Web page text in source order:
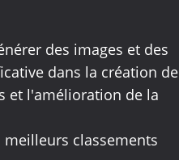
des images et des
dans la création de
et l'amélioration de la
classements